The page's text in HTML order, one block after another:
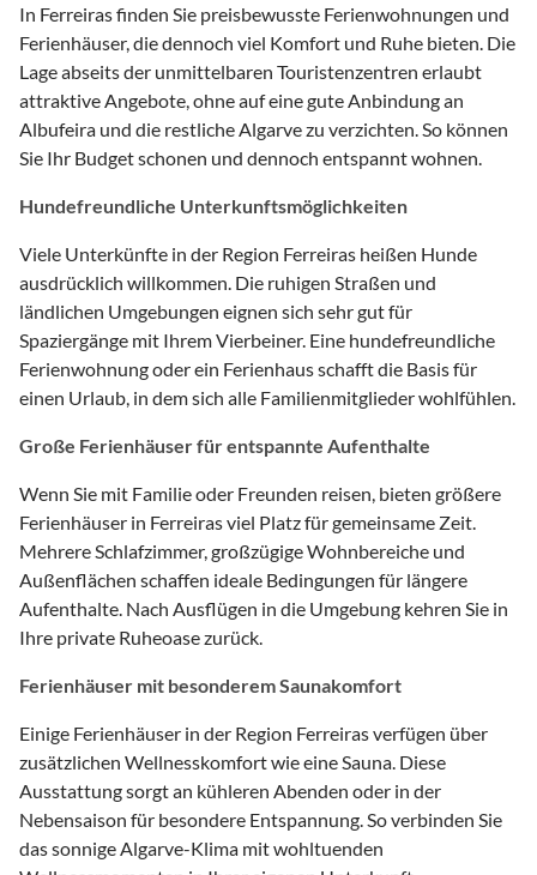
In Ferreiras finden Sie preisbewusste Ferienwohnungen und
Ferienhäuser, die dennoch viel Komfort und Ruhe bieten. Die
Lage abseits der unmittelbaren Touristenzentren erlaubt
attraktive Angebote, ohne auf eine gute Anbindung an
Albufeira und die restliche Algarve zu verzichten. So können
Sie Ihr Budget schonen und dennoch entspannt wohnen.
Hundefreundliche Unterkunftsmöglichkeiten
Viele Unterkünfte in der Region Ferreiras heißen Hunde
ausdrücklich willkommen. Die ruhigen Straßen und
ländlichen Umgebungen eignen sich sehr gut für
Spaziergänge mit Ihrem Vierbeiner. Eine hundefreundliche
Ferienwohnung oder ein Ferienhaus schafft die Basis für
einen Urlaub, in dem sich alle Familienmitglieder wohlfühlen.
Große Ferienhäuser für entspannte Aufenthalte
Wenn Sie mit Familie oder Freunden reisen, bieten größere
Ferienhäuser in Ferreiras viel Platz für gemeinsame Zeit.
Mehrere Schlafzimmer, großzügige Wohnbereiche und
Außenflächen schaffen ideale Bedingungen für längere
Aufenthalte. Nach Ausflügen in die Umgebung kehren Sie in
Ihre private Ruheoase zurück.
Ferienhäuser mit besonderem Saunakomfort
Einige Ferienhäuser in der Region Ferreiras verfügen über
zusätzlichen Wellnesskomfort wie eine Sauna. Diese
Ausstattung sorgt an kühleren Abenden oder in der
Nebensaison für besondere Entspannung. So verbinden Sie
das sonnige Algarve-Klima mit wohltuenden